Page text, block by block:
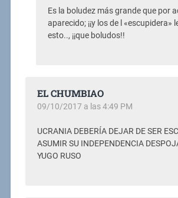
Es la boludez más grande que por
aparecido; ¡¡y los de l «escupidera»
esto.., ¡¡que boludos!!
EL CHUMBIAO
09/10/2017 a las 4:49 PM
UCRANIA DEBERÍA DEJAR DE SER
ASUMIR SU INDEPENDENCIA
YUGO RUSO